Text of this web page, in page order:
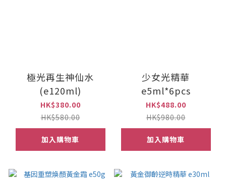
極光再生神仙水
(e120ml)
HK$380.00
HK$580.00
加入購物車
少女光精華
e5ml*6pcs
HK$488.00
HK$980.00
加入購物車